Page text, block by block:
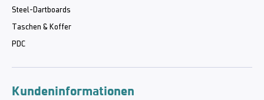
Steel-Dartboards
Taschen & Koffer
PDC
Kundeninformationen